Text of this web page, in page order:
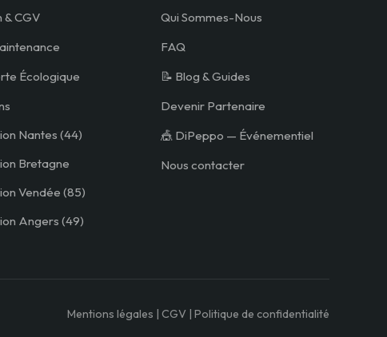
& CGV
Écologique
Nantes (44)
Bretagne
Vendée (85)
Angers (49)
Qui Sommes-Nous
FAQ
📝 Blog & Guides
Devenir Partenaire
🎪 DiPeppo — Événementiel
Nous contacter
Mentions légales | CGV | Politique de confidentialité